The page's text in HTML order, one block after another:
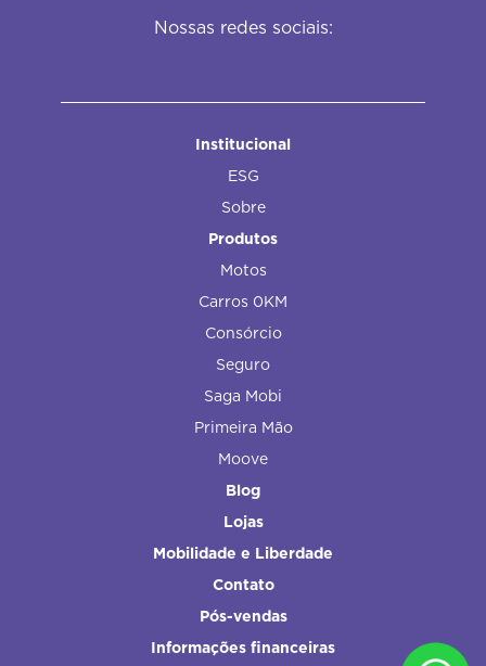
Nossas redes sociais:
Institucional
ESG
Sobre
Produtos
Motos
Carros 0KM
Consórcio
Seguro
Saga Mobi
Primeira Mão
Moove
Blog
Lojas
Mobilidade e Liberdade
Contato
Pós-vendas
Informações financeiras